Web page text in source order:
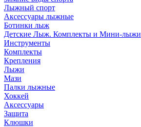
Лыжный спорт
Аксессуары лыжные
Ботинки лыж
Детские Лыж. Комплекты и Мини-лыжи
Инструменты
Комплекты
Крепления
Лыжи
Мази
Палки лыжные
Хоккей
Аксессуары
Защита
Клюшки